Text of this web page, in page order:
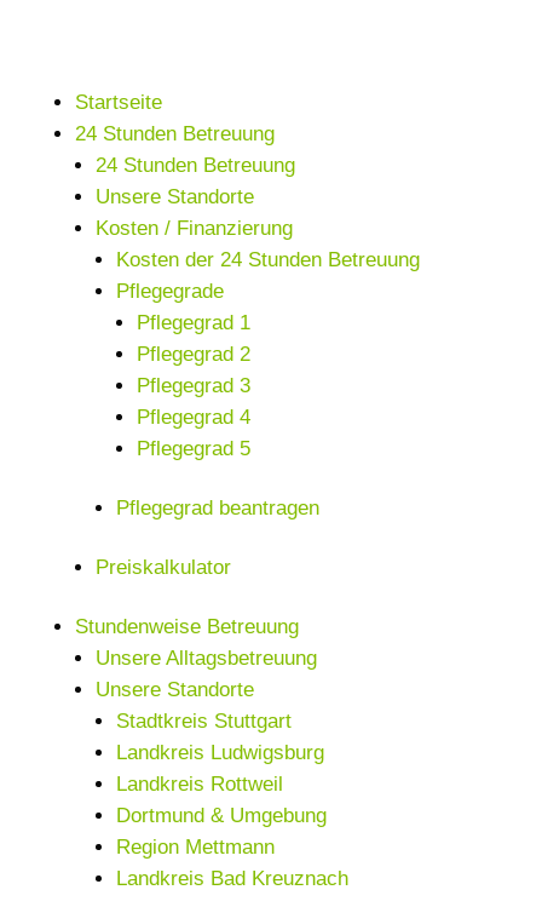
Startseite
24 Stunden Betreuung
24 Stunden Betreuung
Unsere Standorte
Kosten / Finanzierung
Kosten der 24 Stunden Betreuung
Pflegegrade
Pflegegrad 1
Pflegegrad 2
Pflegegrad 3
Pflegegrad 4
Pflegegrad 5
Pflegegrad beantragen
Preiskalkulator
Stundenweise Betreuung
Unsere Alltagsbetreuung
Unsere Standorte
Stadtkreis Stuttgart
Landkreis Ludwigsburg
Landkreis Rottweil
Dortmund & Umgebung
Region Mettmann
Landkreis Bad Kreuznach